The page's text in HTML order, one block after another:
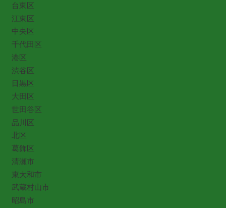
台東区
江東区
中央区
千代田区
港区
渋谷区
目黒区
大田区
世田谷区
品川区
北区
葛飾区
清瀬市
東大和市
武蔵村山市
昭島市